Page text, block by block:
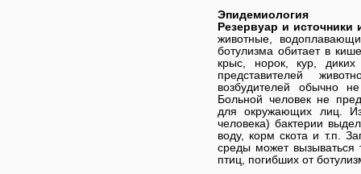
Эпидемиология
Резервуар и
животные,
ботулизма обитает в
крыс, норок, кур,
представителей
возбудителей обычно
Больной человек не
для окружающих лиц.
человека) бактерии
воду, корм скота и т.п.
среды может вызываться
птиц, погибших от